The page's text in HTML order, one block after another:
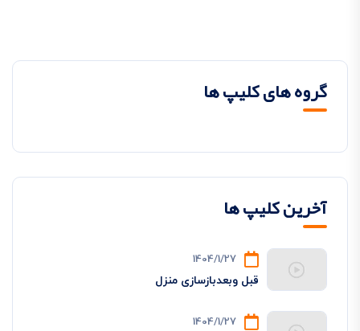
گروه های کلیپ ها
آخرین کلیپ ها
1404/1/27
قبل وبعدبازسازی منزل
1404/1/27